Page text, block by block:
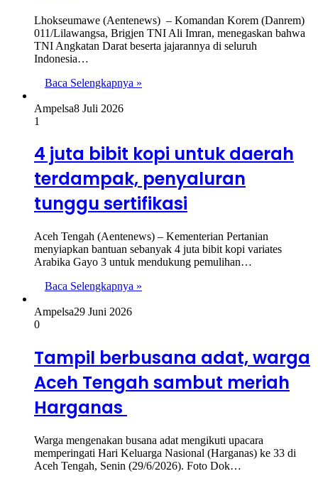
Lhokseumawe (Aentenews) – Komandan Korem (Danrem)
011/Lilawangsa, Brigjen TNI Ali Imran, menegaskan bahwa
TNI Angkatan Darat beserta jajarannya di seluruh
Indonesia…
Baca Selengkapnya »
Ampelsa8 Juli 2026
1
4 juta bibit kopi untuk daerah
terdampak, penyaluran
tunggu sertifikasi
Aceh Tengah (Aentenews) – Kementerian Pertanian
menyiapkan bantuan sebanyak 4 juta bibit kopi variates
Arabika Gayo 3 untuk mendukung pemulihan…
Baca Selengkapnya »
Ampelsa29 Juni 2026
0
Tampil berbusana adat, warga
Aceh Tengah sambut meriah
Harganas
Warga mengenakan busana adat mengikuti upacara
memperingati Hari Keluarga Nasional (Harganas) ke 33 di
Aceh Tengah, Senin (29/6/2026). Foto Dok…